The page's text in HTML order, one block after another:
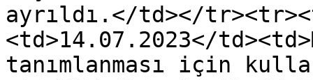
ayrıldı.</td></
<td>14.07.2023</
tanımlanması için